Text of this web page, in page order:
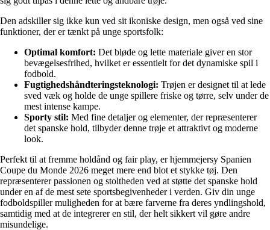
Den adskiller sig ikke kun ved sit ikoniske design, men også ved sine
funktioner, der er tænkt på unge sportsfolk:
Optimal komfort: Det bløde og lette materiale giver en stor
bevægelsesfrihed, hvilket er essentielt for det dynamiske spil i
fodbold.
Fugtighedshåndteringsteknologi: Trøjen er designet til at lede
sved væk og holde de unge spillere friske og tørre, selv under de
mest intense kampe.
Sporty stil: Med fine detaljer og elementer, der repræsenterer
det spanske hold, tilbyder denne trøje et attraktivt og moderne
look.
Perfekt til at fremme holdånd og fair play, er hjemmejersy Spanien
Coupe du Monde 2026 meget mere end blot et stykke tøj. Den
repræsenterer passionen og stoltheden ved at støtte det spanske hold
under en af de mest sete sportsbegivenheder i verden. Giv din unge
fodboldspiller muligheden for at bære farverne fra deres yndlingshold,
samtidig med at de integrerer en stil, der helt sikkert vil gøre andre
misundelige.